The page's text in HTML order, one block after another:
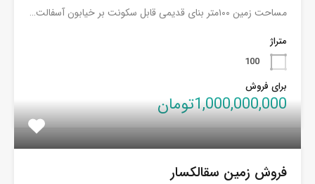
مساحت زمین ۱۰۰متر بنای قدیمی قابل سکونت بر خیابون آسفالت…
متراژ
100
برای فروش
1,000,000,000تومان
فروش زمین سقالکسار